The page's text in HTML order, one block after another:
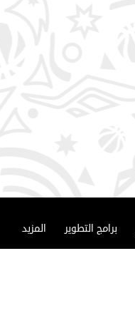
برامج التطوير المزيد